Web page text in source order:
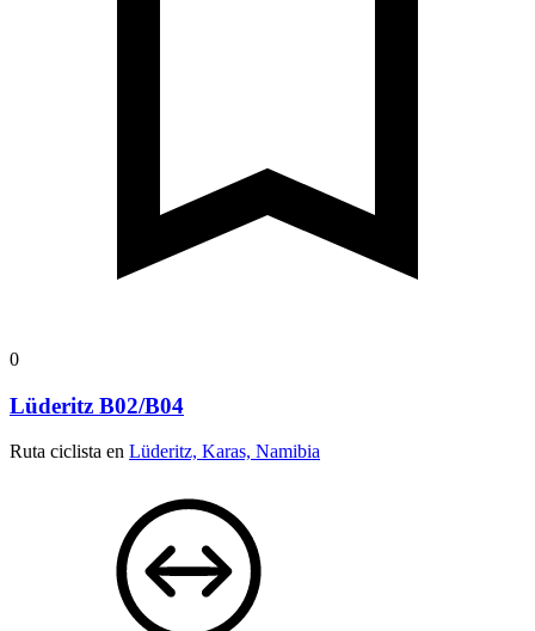
0
Lüderitz B02/B04
Ruta ciclista en Lüderitz, Karas, Namibia